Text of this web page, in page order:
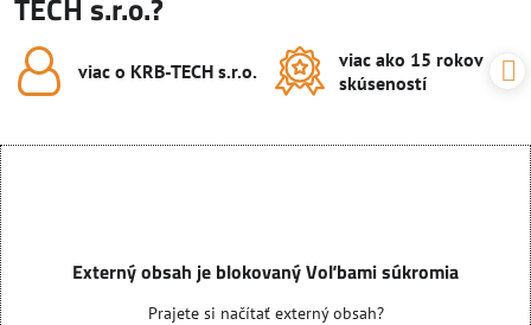
TECH s.r.o.?
viac o KRB-TECH s​.r​.o​.
viac ako 15 rokov
skúseností
Externý obsah je blokovaný Voľbami súkromia
Prajete si načítať externý obsah?